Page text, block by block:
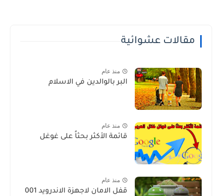
مقالات عشوائية
منذ عام
البر بالوالدين في الاسلام
منذ عام
قائمة الأكثر بحثاً على غوغل
منذ عام
قفل الامان لاجهزة الاندرويد 001